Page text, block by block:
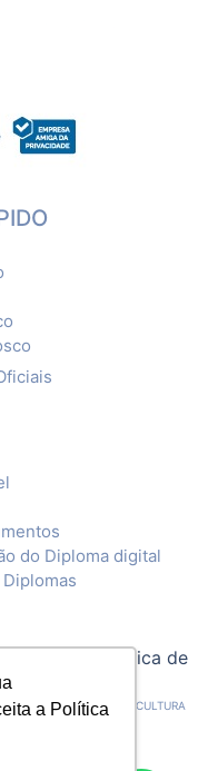
a Política
do Diploma digital
Política de
DE ASSISTÊNCIA E CULTURA